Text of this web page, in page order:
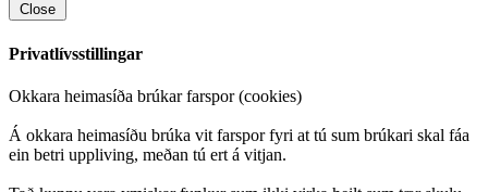
Close
Privatlívsstillingar
Okkara heimasíða brúkar farspor (cookies)
Á okkara heimasíðu brúka vit farspor fyri at tú sum brúkari skal fáa
ein betri uppliving, meðan tú ert á vitjan.